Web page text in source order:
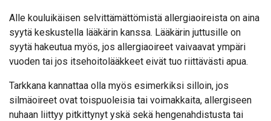
Alle kouluikäisen selvittämättömistä allergiaoireista on aina
syytä keskustella lääkärin kanssa. Lääkärin juttusille on
syytä hakeutua myös, jos allergiaoireet vaivaavat ympäri
vuoden tai jos itsehoitolääkkeet eivät tuo riittävästi apua.
Tarkkana kannattaa olla myös esimerkiksi silloin, jos
silmäoireet ovat toispuoleisia tai voimakkaita, allergiseen
nuhaan liittyy pitkittynyt yskä sekä hengenahdistusta tai